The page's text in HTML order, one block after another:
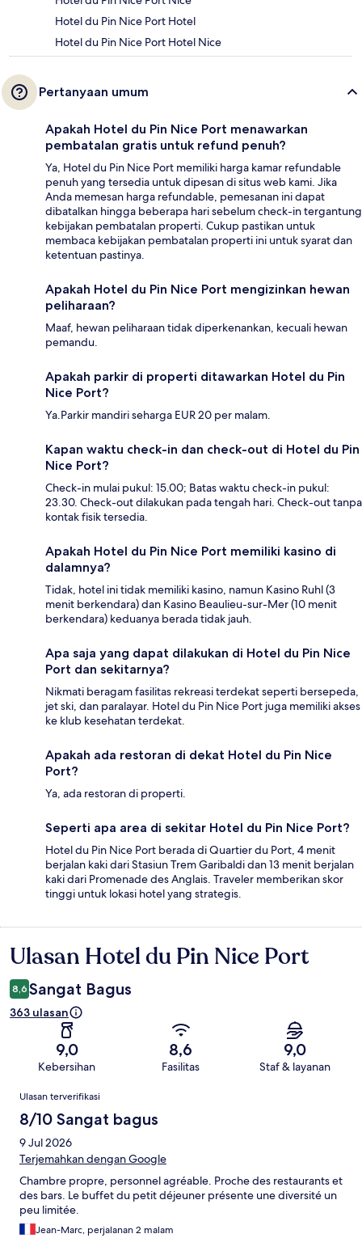
Hotel du Pin Nice Port Hotel
Hotel du Pin Nice Port Hotel Nice
Pertanyaan umum
Apakah Hotel du Pin Nice Port menawarkan
pembatalan gratis untuk refund penuh?
Ya, Hotel du Pin Nice Port memiliki harga kamar refundable
penuh yang tersedia untuk dipesan di situs web kami. Jika
Anda memesan harga refundable, pemesanan ini dapat
dibatalkan hingga beberapa hari sebelum check-in tergantung
kebijakan pembatalan properti. Cukup pastikan untuk
membaca kebijakan pembatalan properti ini untuk syarat dan
ketentuan pastinya.
Apakah Hotel du Pin Nice Port mengizinkan hewan
peliharaan?
Maaf, hewan peliharaan tidak diperkenankan, kecuali hewan
pemandu.
Apakah parkir di properti ditawarkan Hotel du Pin
Nice Port?
Ya.Parkir mandiri seharga EUR 20 per malam.
Kapan waktu check-in dan check-out di Hotel du Pin
Nice Port?
Check-in mulai pukul: 15.00; Batas waktu check-in pukul:
23.30. Check-out dilakukan pada tengah hari. Check-out tanpa
kontak fisik tersedia.
Apakah Hotel du Pin Nice Port memiliki kasino di
dalamnya?
Tidak, hotel ini tidak memiliki kasino, namun Kasino Ruhl (3
menit berkendara) dan Kasino Beaulieu-sur-Mer (10 menit
berkendara) keduanya berada tidak jauh.
Apa saja yang dapat dilakukan di Hotel du Pin Nice
Port dan sekitarnya?
Nikmati beragam fasilitas rekreasi terdekat seperti bersepeda,
jet ski, dan paralayar. Hotel du Pin Nice Port juga memiliki akses
ke klub kesehatan terdekat.
Apakah ada restoran di dekat Hotel du Pin Nice
Port?
Ya, ada restoran di properti.
Seperti apa area di sekitar Hotel du Pin Nice Port?
Hotel du Pin Nice Port berada di Quartier du Port, 4 menit
berjalan kaki dari Stasiun Trem Garibaldi dan 13 menit berjalan
kaki dari Promenade des Anglais. Traveler memberikan skor
tinggi untuk lokasi hotel yang strategis.
Ulasan
Ulasan Hotel du Pin Nice Port
8,6 Sangat Bagus
363 ulasan
9,0
Kebersihan
8,6
Fasilitas
9,0
Staf & layanan
Ulasan
Ulasan terverifikasi
8/10 Sangat bagus
9 Jul 2026
Terjemahkan dengan Google
Chambre propre, personnel agréable. Proche des restaurants et
des bars. Le buffet du petit déjeuner présente une diversité un
peu limitée.
Jean-Marc, perjalanan 2 malam